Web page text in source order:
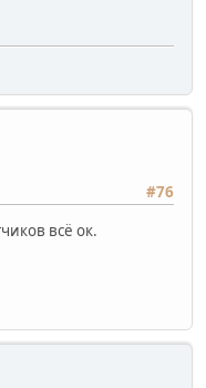
#76
всё ок.